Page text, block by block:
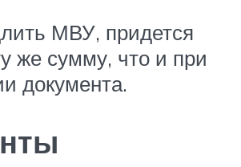
МВУ, придется
же сумму, что и при
документа.